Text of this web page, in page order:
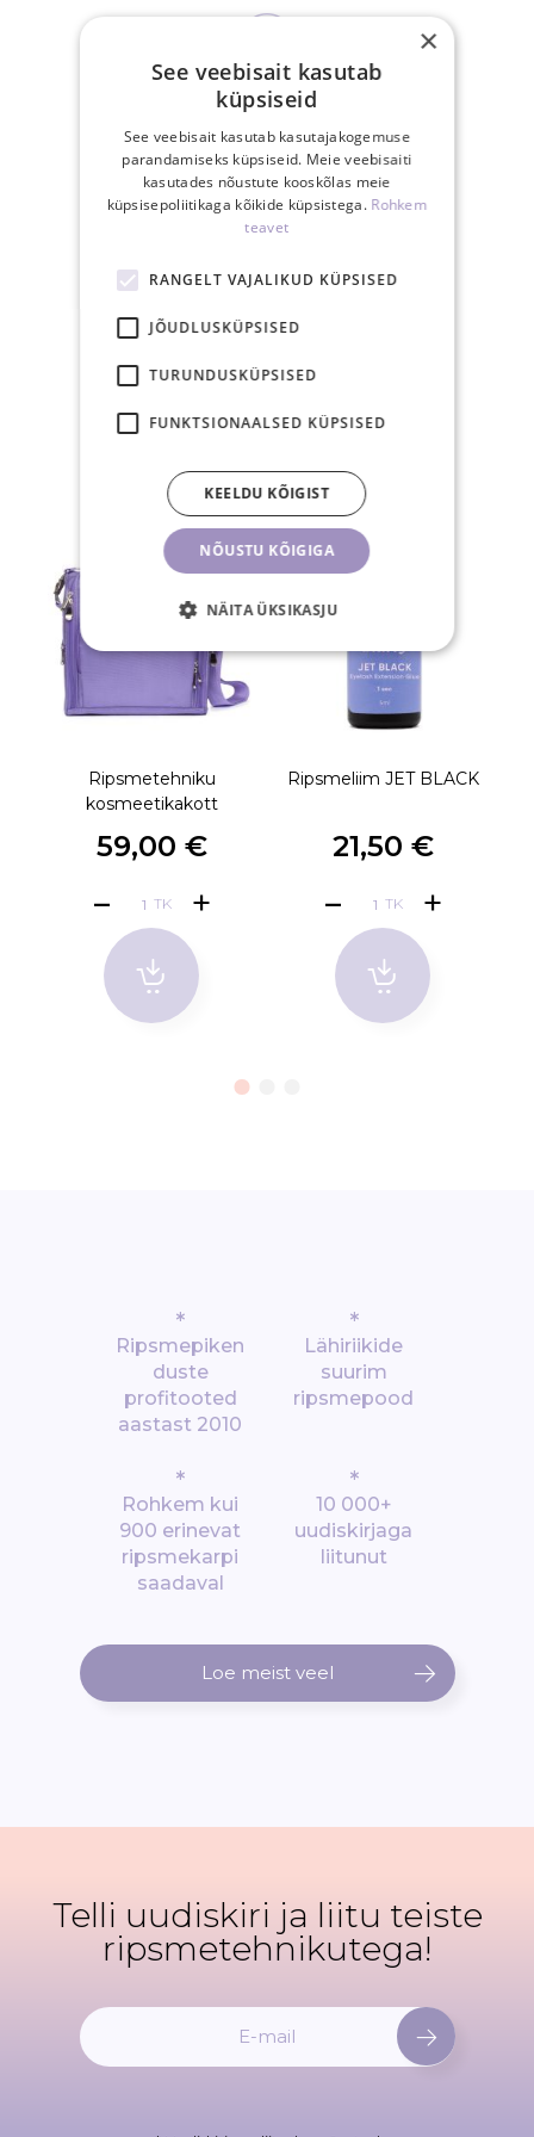
15.00-ks tasutud
tellimus posti samal
tööpäeval
30-päevane
Ripsmetehniku
kosmeetikakott
59,00 €
TK
Ripsmeliim JET BLACK
21,50 €
TK
*
Ripsmepiken
duste
profitooted
aastast 2010
*
Lähiriikide
suurim
ripsmepood
*
Rohkem kui
900 erinevat
ripsmekarpi
saadaval
*
10 000+
uudiskirjaga
liitunut
Loe meist veel
Telli uudiskiri ja liitu teiste
ripsmetehnikutega!
L
i
×
See veebisait kasutab
küpsiseid
See veebisait kasutab kasutajakogemuse
parandamiseks küpsiseid. Meie veebisaiti
kasutades nõustute kooskõlas meie
küpsisepoliitikaga kõikide küpsistega. Rohkem
teavet
RANGELT VAJALIKUD KÜPSISED
JÕUDLUSKÜPSISED
TURUNDUSKÜPSISED
FUNKTSIONAALSED KÜPSISED
NÕUSTU KÕIGIGA
KEELDU KÕIGIST
NÄITA ÜKSIKASJU